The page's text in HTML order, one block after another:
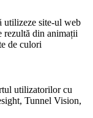
utilizeze site-ul web
rezultă din animații
de culori
utilizatorilor cu
Tunnel Vision,